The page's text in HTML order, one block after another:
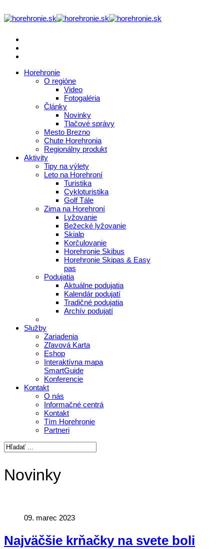
Horehronie
O regióne
Video
Fotogaléria
Články
Novinky
Tlačové správy
Mesto Brezno
Chute Horehronia
Regionálny produkt
Aktivity
Tipy na výlety
Leto na Horehroní
Turistika
Cykloturistika
Golf Tále
Zima na Horehroní
Lyžovanie
Bežecké lyžovanie
Skialp
Korčulovanie
Horehronie Skibus
Horehronie Skipas & Easy
pas
Podujatia
Aktuálne podujatia
Kalendár podujatí
Tradičné podujatia
Archív podujatí
Služby
Zariadenia
Zľavová Karta
Eshop
Interaktívna mapa
SmartGuide
Konferencie
Kontakt
O nás
Informačné centrá
Kontakt
Tím Horehronie
Partneri
Novinky
09. marec 2023
Najväčšie krňačky na svete boli